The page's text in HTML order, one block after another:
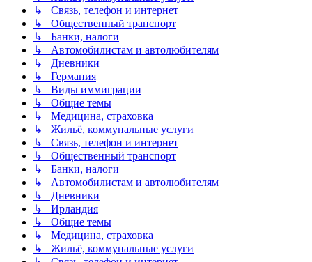
↳ Связь, телефон и интернет
↳ Общественный транспорт
↳ Банки, налоги
↳ Автомобилистам и автолюбителям
↳ Дневники
↳ Германия
↳ Виды иммиграции
↳ Общие темы
↳ Медицина, страховка
↳ Жильё, коммунальные услуги
↳ Связь, телефон и интернет
↳ Общественный транспорт
↳ Банки, налоги
↳ Автомобилистам и автолюбителям
↳ Дневники
↳ Ирландия
↳ Общие темы
↳ Медицина, страховка
↳ Жильё, коммунальные услуги